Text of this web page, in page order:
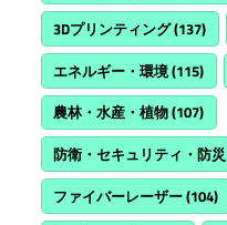
3Dプリンティング(137)
エネルギー・環境(115)
農林・水産・植物(107)
防衛・セキュリティ・防災
ファイバーレーザー(104)